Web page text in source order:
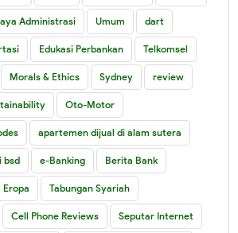
Administrasi Umum dart
Edukasi Perbankan Telkomsel
Morals & Ethics Sydney review
Oto-Motor
apartemen dijual di alam sutera
bsd e-Banking Berita Bank
Eropa Tabungan Syariah
Cell Phone Reviews Seputar Internet